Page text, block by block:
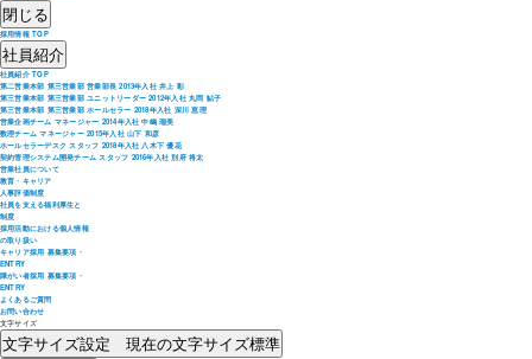
閉じる
採用情報 TOP
社員紹介
社員紹介 TOP
第二営業本部 第三営業部 営業部長 2013年入社 井上 彰
第三営業本部 第三営業部 ユニットリーダー 2012年入社 丸岡 鮎子
第三営業本部 第三営業部 ホールセラー 2018年入社 深川 恵理
営業企画チーム マネージャー 2014年入社 中嶋 瑠美
数理チーム マネージャー 2015年入社 山下 和彦
ホールセラーデスク スタッフ 2018年入社 八木下 優花
契約管理システム開発チーム スタッフ 2016年入社 別府 将太
営業社員について
教育・キャリア
人事評価制度
社員を支える福利厚生と
制度
採用活動における個人情報
の取り扱い
キャリア採用 募集要項・
ENTRY
障がい者採用 募集要項・
ENTRY
よくあるご質問
お問い合わせ
文字サイズ
文字サイズ設定 現在の文字サイズ標準